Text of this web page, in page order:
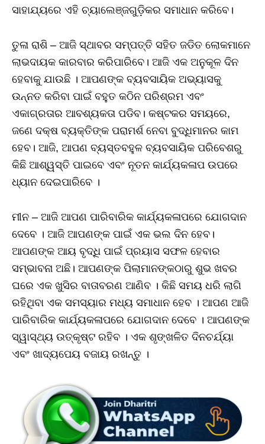
ସାହାଯ୍ୟରେ ଏହି ଚ୍ୟାଲେଞ୍ଜଗୁଡ଼ିକର ସମାଧାନ କରିବେ।
ତୁଳା ରାଶି – ଆଜି ସ୍ଥାବର ସମ୍ପତ୍ତି ସହିତ ଜଡିତ ଲୋକମାନେ
ଲାଭଦାୟକ କାରବାର କରିପାରିବେ। ଆଜି ଏକ ଅନୁକୂଳ ଦିନ
ହେବାକୁ ଯାଉଛି । ଆପଣଙ୍କ ବ୍ୟବସାୟିକ ଅଭ୍ୟାସକୁ
ଉନ୍ନତ କରିବା ପାଇଁ ବହୁତ କଠିନ ପରିଶ୍ରମ ଏବଂ
ଏକାଗ୍ରତାର ଆବଶ୍ୟକତା ପଡିବ। କଷ୍ଟକର ସମୟରେ,
ଜଣେ ଦକ୍ଷ ବ୍ୟକ୍ତିଙ୍କ ପରାମର୍ଶ ନେବା ବୁଦ୍ଧିମାନର କାମ
ହେବ। ଆଜି, ଆପଣ ବ୍ୟସ୍ତବହୁଳ ବ୍ୟବସାୟିକ ପରିବେଶରୁ
କିଛି ଆଶ୍ୱସ୍ତି ପାଇବେ ଏବଂ ନୂତନ କାର୍ଯ୍ୟକଳାପ ଉପରେ
ଧ୍ୟାନ ଦେଇପାରିବେ ।
ମୀନ – ଆଜି ଆପଣ ପାରିବାରିକ କାର୍ଯ୍ୟକଳାପରେ ଯୋଗଦାନ
ଦେବେ । ଆଜି ଆପଣଙ୍କ ପାଇଁ ଏକ ଭଲ ଦିନ ହେବ।
ଆପଣଙ୍କ ଆୟ ବୃଦ୍ଧି ପାଇଁ ପ୍ରୟାସ ସଫଳ ହେବାର
ସମ୍ଭାବନା ଅଛି। ଆପଣଙ୍କ ପିଲାମାନଙ୍କଠାରୁ ଶୁଭ ଖବର
ଘରେ ଏକ ଖୁସିର ବାତାବରଣ ଆଣିବ । କିଛି ସମୟ ଧରି ଲାଗି
ରହିଥିବା ଏକ ସମସ୍ୟାର ମଧ୍ୟ ସମାଧାନ ହେବ । ଆପଣ ଆଜି
ପାରିବାରିକ କାର୍ଯ୍ୟକଳାପରେ ଯୋଗଦାନ ଦେବେ । ଆପଣଙ୍କ
ସ୍ୱାସ୍ଥ୍ୟ ଉତ୍କୃଷ୍ଟ ରହିବ । ଏକ ଶୃଙ୍ଖଳିତ ଦିନଚର୍ଯ୍ୟା
ଏବଂ ଖାଦ୍ୟପେୟ ବଜାୟ ରଖନ୍ତୁ ।